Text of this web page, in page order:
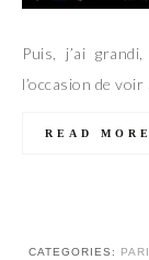
Puis, j’ai
l’occasion de
READ MORE
CATEGORIES: